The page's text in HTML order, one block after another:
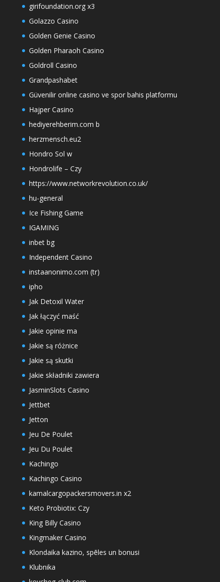
girifoundation.org x3
Golazzo Casino
Golden Genie Casino
Golden Pharaoh Casino
Goldroll Casino
Grandpashabet
Güvenilir online casino ve spor bahis platformu
Hajper Casino
hediyerehberim.com b
herzmensch.eu2
Hondro Sol w
Hondrolife – Czy
https://www.networkrevolution.co.uk/
hu-general
Ice Fishing Game
IGAMING
inbet bg
Independent Casino
instaanonimo.com (tr)
ipho
Jak Detoxil Water
Jak łączyć maść
Jakie opinie ma
Jakie są różnice
Jakie są skutki
Jakie składniki zawiera
JasminSlots Casino
Jettbet
Jetton
Jeu De Poulet
Jeu Du Poulet
Kachingo
Kachingo Casino
kamalcargopackersmovers.in x2
Keto Probiotix: Czy
King Billy Casino
Kingmaker Casino
Klondaika kazino, spēles un bonusi
Klubnika